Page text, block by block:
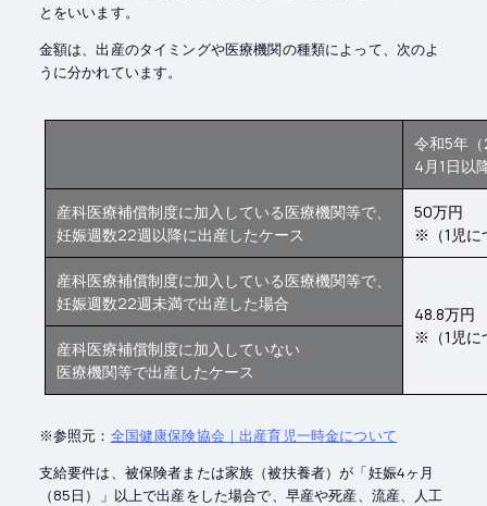
とをいいます。
金額は、出産のタイミングや医療機関の種類によって、次のよ
うに分かれています。
令和5年
4月1日以
産科医療補償制度に加入している医療機関等で、
妊娠週数22週以降に出産したケース
50万円
※（1児に
産科医療補償制度に加入している医療機関等で、
妊娠週数22週未満で出産した場合
48.8万円
※（1児に
産科医療補償制度に加入していない
医療機関等で出産したケース
※参照元： 全国健康保険協会｜出産育児一時金について
支給要件は、被保険者または家族（被扶養者）が「妊娠4ヶ月
（85日）」以上で出産をした場合で、早産や死産、流産、人工